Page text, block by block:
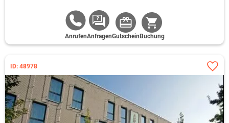
AnrufenAnfragenGutschein Buchung
ID: 48978